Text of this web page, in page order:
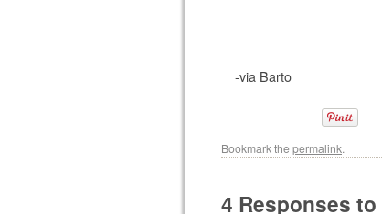
-via Barto
Bookmark thepermalink.
4 Responses to